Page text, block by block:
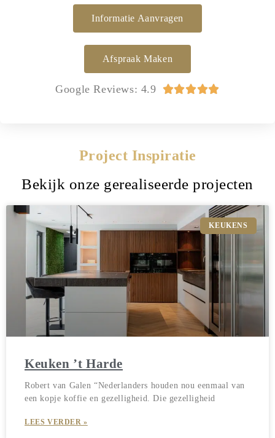
Informatie Aanvragen
Afspraak Maken
Google Reviews: 4.9 
Project Inspiratie
Bekijk onze gerealiseerde projecten
KEUKENS
Keuken ’t Harde
Robert van Galen “Nederlanders houden nou eenmaal van
een kopje koffie en gezelligheid. Die gezelligheid
LEES VERDER »